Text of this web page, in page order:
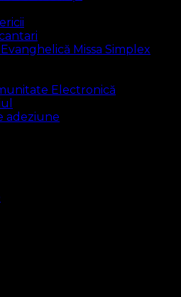
Missa Simplex
Electronică
adeziune